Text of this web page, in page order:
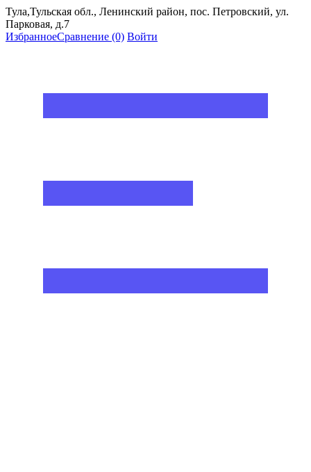
Тула,Тульская обл., Ленинский район, пос. Петровский, ул.
Парковая, д.7
ИзбранноеСравнение (0) Войти